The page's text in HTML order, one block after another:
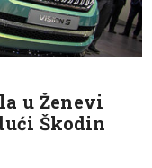
u Ženevi
Škodin